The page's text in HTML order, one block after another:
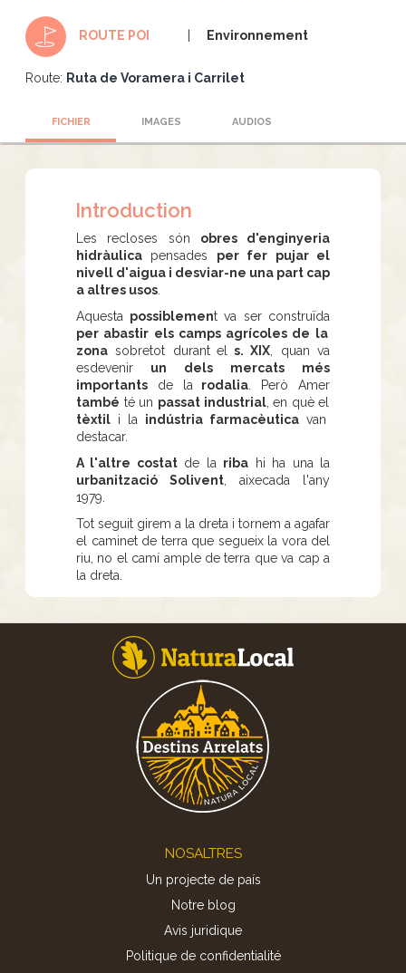
ROUTE POI Environnement
Route: Ruta de Voramera i Carrilet
FICHIER IMAGES AUDIOS
Introduction
Les recloses són obres d'enginyeria
hidràulica pensades per fer pujar el
nivell d'aigua i desviar-ne una part cap
a altres usos
Aquesta possiblement va ser construïda
per abastir els camps agrícoles de la
zona sobretot durant el s. XIX , quan va
esdevenir un dels mercats més
importants de la rodalia . Però Amer
també té un passat industrial, en què el
tèxtil i la indústria farmacèutica van
destacar.
A l'altre costatde la riba hi ha una la
urbanització Solivent , aixecada l'any
1979.
Tot seguit girem a la dreta i tornem a agafar
el caminet de terra que segueix la vora del
riu, no el camí ample de terra que va cap a
la dreta.
NOSALTRES
Un projecte de país
Notre blog
Avis juridique
Politique de confidentialité